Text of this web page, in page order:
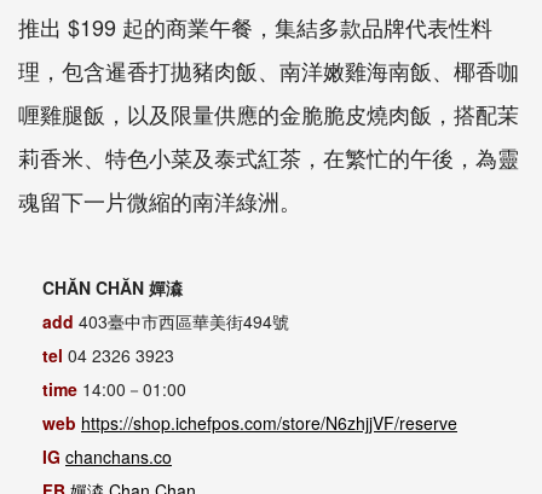
推出 $199 起的商業午餐，集結多款品牌代表性料
理，包含暹香打拋豬肉飯、南洋嫩雞海南飯、椰香咖
喱雞腿飯，以及限量供應的金脆脆皮燒肉飯，搭配茉
莉香米、特色小菜及泰式紅茶，在繁忙的午後，為靈
魂留下一片微縮的南洋綠洲。
CHĂN CHĂN 嬋潹
add 403臺中市西區華美街494號
tel 04 2326 3923
time 14:00－01:00
web https://shop.ichefpos.com/store/N6zhjjVF/reserve
IG chanchans.co